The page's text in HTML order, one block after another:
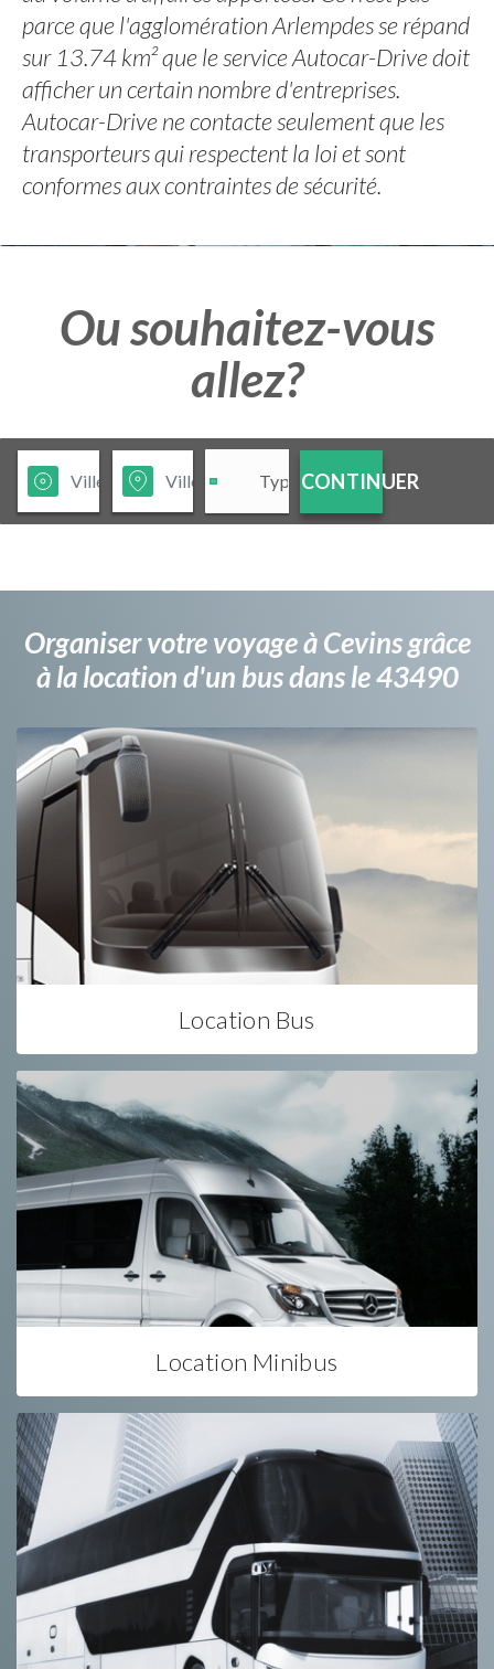
parce que l'agglomération Arlempdes se répand
sur 13.74 km² que le service Autocar-Drive doit
afficher un certain nombre d'entreprises.
Autocar-Drive ne contacte seulement que les
transporteurs qui respectent la loi et sont
conformes aux contraintes de sécurité.
Ou souhaitez-vous
allez?
CONTINUER
Organiser votre voyage à Cevins grâce
à la location d'un bus dans le 43490
Location Bus
Location Minibus